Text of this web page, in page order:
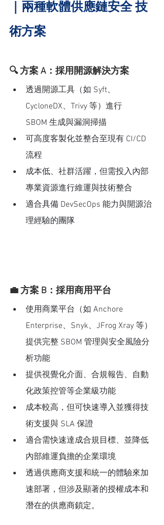
｜兩種軟體供應鏈安全 技
術方案
🔍 方案 A：採用開源解決方案
透過開源工具（如 Syft、
CycloneDX、Trivy 等）進行
SBOM 生成與漏洞掃描
可高度客製化並整合至現有 CI/CD
流程
成本低、社群活躍，但需投入內部
專業資源進行維運與技術整合
適合具備 DevSecOps 能力與開源治
理經驗的團隊
💼 方案 B：採用商用平台
使用商業平台（如 Anchore
Enterprise、Snyk、JFrog Xray 等）
提供完整 SBOM 管理與安全風險分
析功能
提供視覺化介面、合規報告、自動
化政策控管等企業級功能
成本較高，但可快速導入並獲得技
術支援與 SLA 保證
適合需快速達成合規目標、並降低
內部維運負擔的企業環境
透過供應商支援和統一的體驗來加
速部署，但涉及顯著的授權成本和
潛在的供應商鎖定。